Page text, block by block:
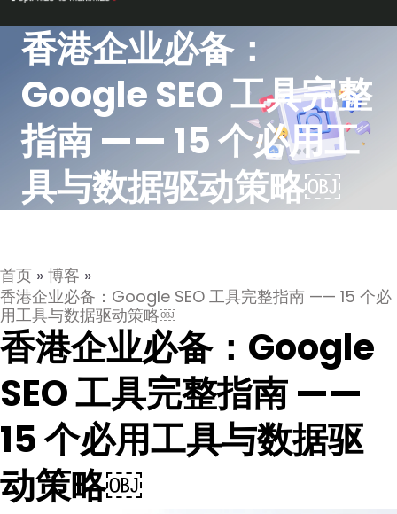
香港企业必备：
Google SEO 工具完整
指南 —— 15 个必用工
具与数据驱动策略￼
首页 » 博客 »
香港企业必备：Google SEO 工具完整指南 —— 15 个必
用工具与数据驱动策略￼
香港企业必备：Google
SEO 工具完整指南 ——
15 个必用工具与数据驱
动策略￼